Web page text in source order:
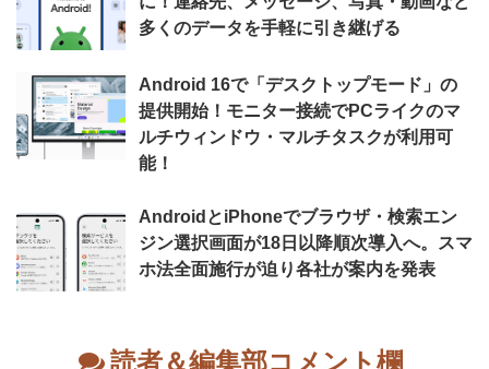
多くのデータを手軽に引き継げる
Android 16で「デスクトップモード」の
提供開始！モニター接続でPCライクのマ
ルチウィンドウ・マルチタスクが利用可
能！
AndroidとiPhoneでブラウザ・検索エン
ジン選択画面が18日以降順次導入へ。スマ
ホ法全面施行が迫り各社が案内を発表
読者＆編集部コメント欄